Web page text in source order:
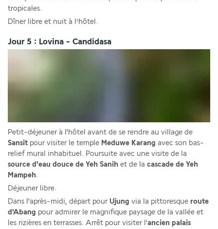
tropicales.
Dîner libre et nuit à l’hôtel.
Jour 5 : Lovina - Candidasa
Sansit pour visiter le temple Meduwe Karang avec son bas-
source d'eau douce de Yeh Sanih et de la cascade de Yeh
Mampeh.
Déjeuner libre.
Dans l'après-midi, départ pour Ujung via la pittoresque route
d'Abang pour admirer le magnifique paysage de la vallée et
les rizières en terrasses. Arrêt pour visiter l'ancien palais